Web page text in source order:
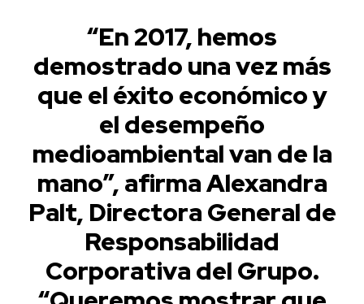
“En 2017, hemos
demostrado una vez más
que el éxito económico y
el desempeño
medioambiental van de la
mano”, afirma Alexandra
Palt, Directora General de
Responsabilidad
Corporativa del Grupo.